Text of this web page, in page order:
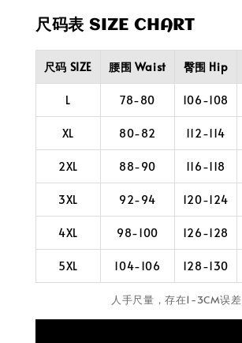
尺码表 SIZE CHART
尺码 SIZE 腰围 Waist 臀围 Hip
L 78-80 106-108
XL 80-82 112-114
2XL 88-90 116-118
3XL 92-94 120-124
4XL 98-100 126-128
5XL 104-106 128-130
人手尺量，存在1-3CM误差